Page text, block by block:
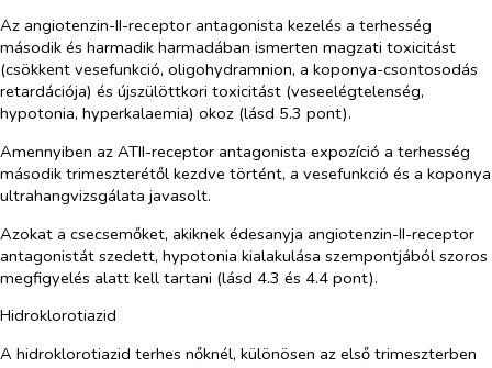
Az angiotenzin-II-receptor antagonista kezelés a terhesség
második és harmadik harmadában ismerten magzati toxicitást
(csökkent vesefunkció, oligohydramnion, a koponya-csontosodás
retardációja) és újszülöttkori toxicitást (veseelégtelenség,
hypotonia, hyperkalaemia) okoz (lásd 5.3 pont).
Amennyiben az ATII-receptor antagonista expozíció a terhesség
második trimeszterétől kezdve történt, a vesefunkció és a koponya
ultrahangvizsgálata javasolt.
Azokat a csecsemőket, akiknek édesanyja angiotenzin-II-receptor
antagonistát szedett, hypotonia kialakulása szempontjából szoros
megfigyelés alatt kell tartani (lásd 4.3 és 4.4 pont).
Hidroklorotiazid
A hidroklorotiazid terhes nőknél, különösen az első trimeszterben